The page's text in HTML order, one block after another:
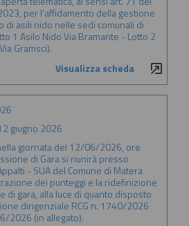
per l'affidamento della gestione
di asili nido nelle sedi comunali di
1 Asilo Nido Via Bramante - Lotto 2
Gramsci).
Visualizza scheda
giugno 2026
giornata del 12/06/2026, ore
di Gara si riunirà presso
- SUA del Comune di Matera
dei punteggi e la ridefinizione
di gara, alla luce di quanto disposto
dirigenziale RCG n. 1740/2026
2026 (in allegato).